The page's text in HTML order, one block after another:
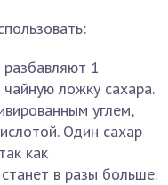
1
ложку сахара.
углем,
Один сахар
как
в разы больше.